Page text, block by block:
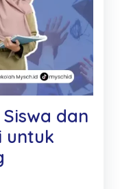
dan
untuk